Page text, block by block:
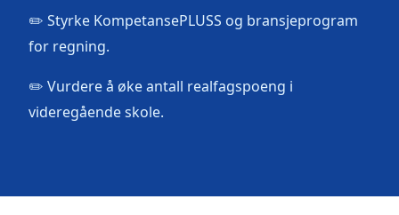
✏️ Styrke KompetansePLUSS og bransjeprogram
for regning.
✏️ Vurdere å øke antall realfagspoeng i
videregående skole.